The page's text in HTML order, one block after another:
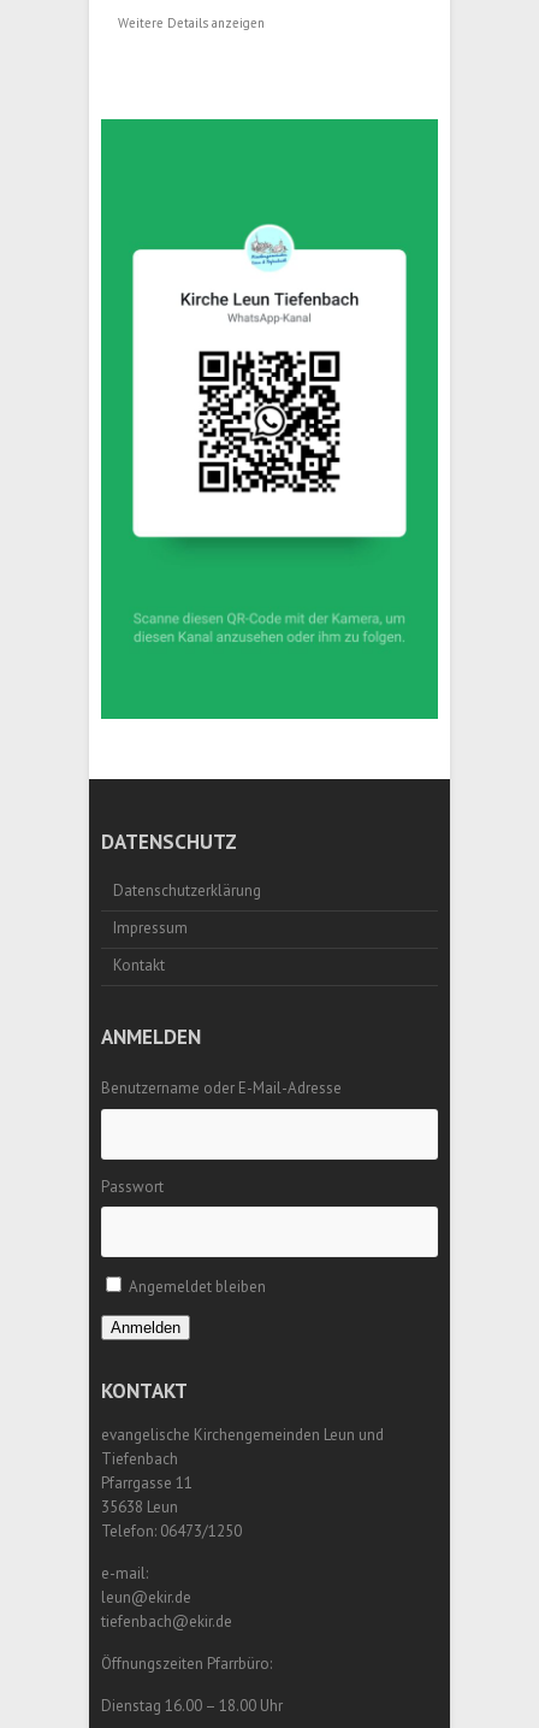
Weitere Details anzeigen
DATENSCHUTZ
Datenschutzerklärung
Impressum
Kontakt
ANMELDEN
Benutzername oder E-Mail-Adresse
Passwort
Angemeldet bleiben
Anmelden
KONTAKT
evangelische Kirchengemeinden Leun und
Tiefenbach
Pfarrgasse 11
35638 Leun
Telefon: 06473/1250
e-mail:
leun@ekir.de
tiefenbach@ekir.de
Öffnungszeiten Pfarrbüro:
Dienstag 16.00 – 18.00 Uhr